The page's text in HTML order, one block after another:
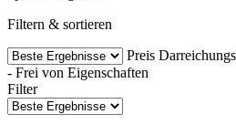
Filtern & sortieren
Preis
- Frei von Eigenschaften
Filter